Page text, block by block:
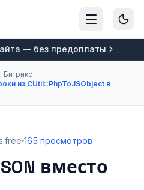
— без предоплаты
Битрикс
из CUtil::PhpToJSObject в
165 просмотров
вместо